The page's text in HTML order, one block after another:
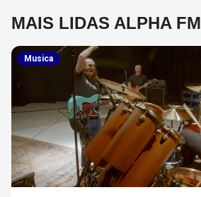
MAIS LIDAS ALPHA FM
Musica